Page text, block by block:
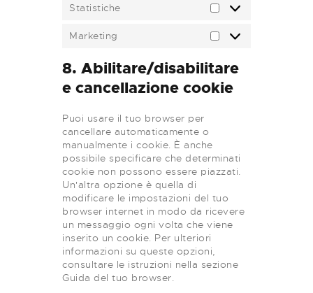
Statistiche
Statistiche
Marketing
Marketing
8. Abilitare/disabilitare
e cancellazione cookie
Puoi usare il tuo browser per
cancellare automaticamente o
manualmente i cookie. È anche
possibile specificare che determinati
cookie non possono essere piazzati.
Un'altra opzione è quella di
modificare le impostazioni del tuo
browser internet in modo da ricevere
un messaggio ogni volta che viene
inserito un cookie. Per ulteriori
informazioni su queste opzioni,
consultare le istruzioni nella sezione
Guida del tuo browser.